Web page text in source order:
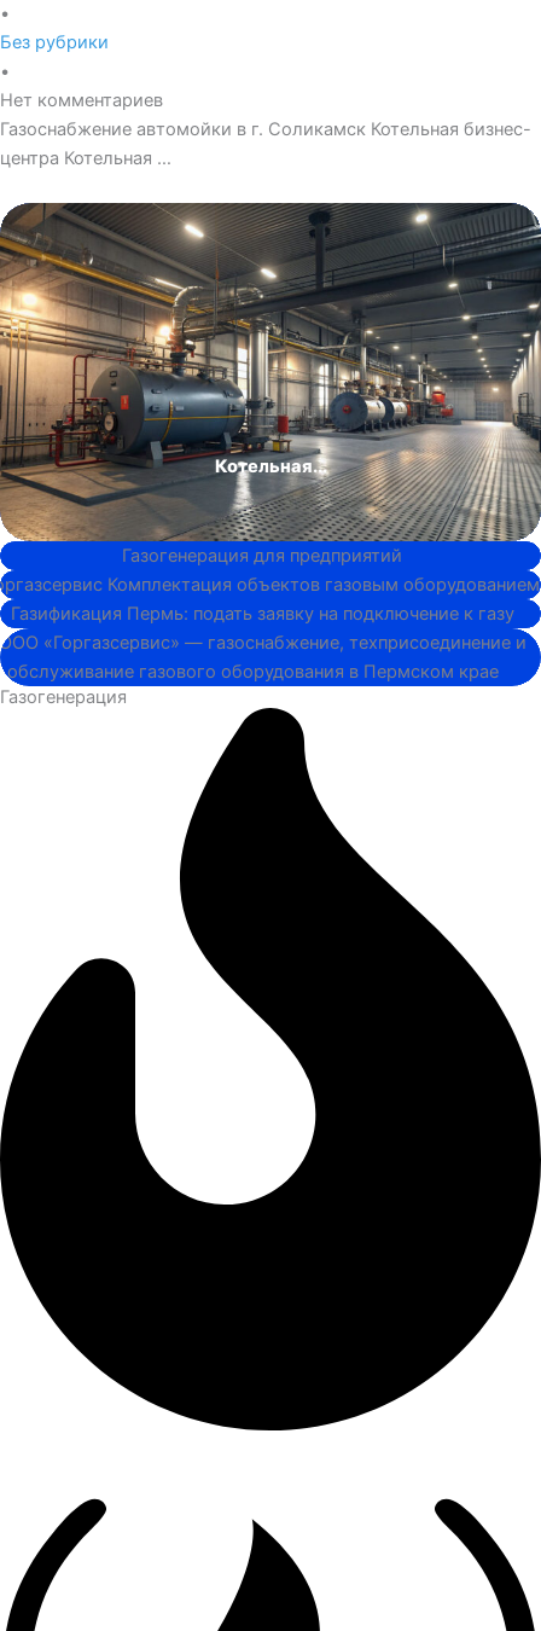
•
Без рубрики
•
Нет комментариев
Газоснабжение автомойки в г. Соликамск Котельная бизнес-
центра Котельная …
Котельная...
Котельная...
Котельная..
Газогенерация